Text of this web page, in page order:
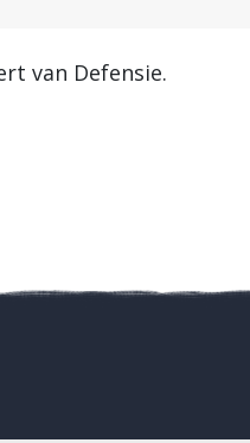
van Defensie.